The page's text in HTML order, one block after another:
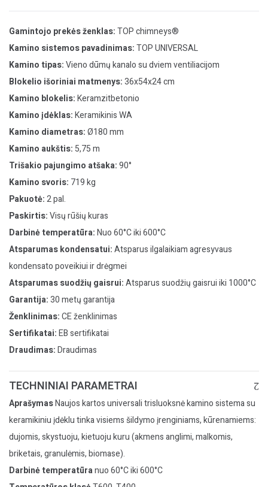
Gamintojo prekės ženklas:TOP chimneys®
Kamino sistemos pavadinimas:TOP UNIVERSAL
Kamino tipas:Vieno dūmų kanalo su dviem ventiliacijom
Blokelio išoriniai matmenys:36x54x24 cm
Kamino blokelis:Keramzitbetonio
Kamino įdėklas:Keramikinis WA
Kamino diametras:Ø180 mm
Kamino aukštis: 5,75 m
Trišakio pajungimo atšaka:90°
Kamino svoris: 719 kg
Pakuotė:2 pal.
Paskirtis:Visų rūšių kuras
Darbinė temperatūra:Nuo 60°C iki 600°C
Atsparumas kondensatui:Atsparus ilgalaikiam agresyvaus
kondensato poveikiui ir drėgmei
Atsparumas suodžių gaisrui:Atsparus suodžių gaisrui iki 1000°C
Garantija:30 metų garantija
Ženklinimas:CE ženklinimas
Sertifikatai:EB sertifikatai
Draudimas:Draudimas
TECHNINIAI PARAMETRAI
AprašymasNaujos kartos universali trisluoksnė kamino sistema su
keramikiniu įdėklu tinka visiems šildymo įrenginiams, kūrenamiems:
dujomis, skystuoju, kietuoju kuru (akmens anglimi, malkomis,
briketais, granulėmis, biomase).
Darbinė temperatūranuo 60°C iki 600°C